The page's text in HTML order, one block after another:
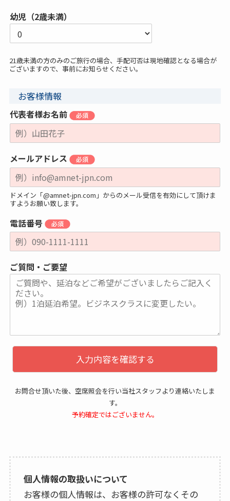
幼児（2歳未満）
21歳未満の方のみのご旅行の場合、手配可否は現地確認となる場合が
ございますので、事前にお知らせください。
お客様情報
代表者様お名前
メールアドレス
ドメイン「@amnet-jpn.com」からのメール受信を有効にして頂けま
すようお願い致します。
電話番号
ご質問・ご要望
入力内容を確認する
お問合せ頂いた後、空席照会を行い当社スタッフより連絡いたしま
す。
予約確定ではございません。
個人情報の取扱いについて
お客様の個人情報は、お客様の許可なくその